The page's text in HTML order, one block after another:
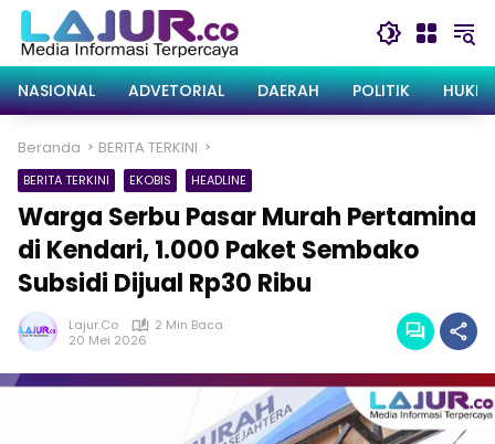
Langsung
konten
NASIONAL
ADVETORIAL DAERAH POLITIK
Beranda BERITA TERKINI
BERITA TERKINI EKOBIS HEADLINE
Warga Serbu Pasar Murah Pertamina
di Kendari, 1.000 Paket Sembako
Subsidi Dijual Rp30 Ribu
Lajur.co
2 Min Baca
20 Mei 2026